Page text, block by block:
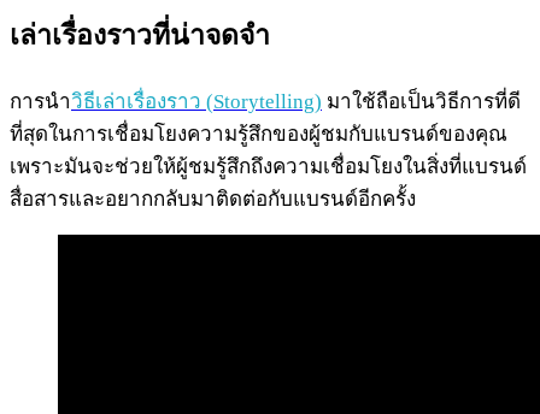
เล่าเรื่องราวที่น่าจดจำ
การนำวิธีเล่าเรื่องราว (Storytelling) มาใช้ถือเป็นวิธีการที่ดี
ที่สุดในการเชื่อมโยงความรู้สึกของผู้ชมกับแบรนด์ของคุณ
เพราะมันจะช่วยให้ผู้ชมรู้สึกถึงความเชื่อมโยงในสิ่งที่แบรนด์
สื่อสารและอยากกลับมาติดต่อกับแบรนด์อีกครั้ง